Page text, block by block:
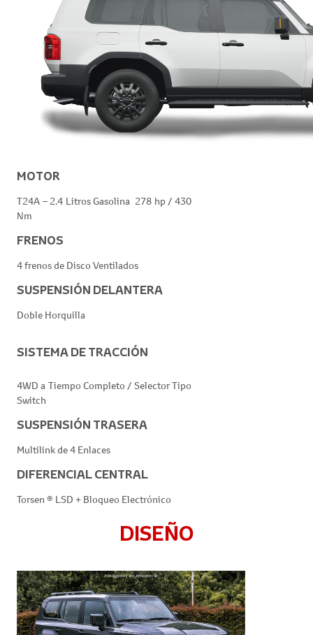
MOTOR
T24A – 2.4 Litros Gasolina 278 hp / 430
Nm
FRENOS
4 frenos de Disco Ventilados
SUSPENSIÓN DELANTERA
Doble Horquilla
SISTEMA DE TRACCIÓN
4WD a Tiempo Completo / Selector Tipo
Switch
SUSPENSIÓN TRASERA
Multilink de 4 Enlaces
DIFERENCIAL CENTRAL
Torsen ®️ LSD + Bloqueo Electrónico
DISEÑO